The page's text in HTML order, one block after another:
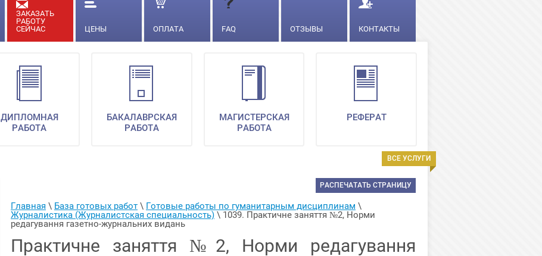
ЗАКАЗАТЬ
РАБОТУ
СЕЙЧАС
ЦЕНЫ ОПЛАТА FAQ ОТЗЫВЫ КОНТАКТЫ
ВСЕ УСЛУГИ
ДИПЛОМНАЯ
РАБОТА
БАКАЛАВРСКАЯ
РАБОТА
МАГИСТЕРСКАЯ
РАБОТА
РЕФЕРАТ
РАСПЕЧАТАТЬ СТРАНИЦУ
Главная \ База готовых работ \ Готовые работы по гуманитарным дисциплинам
Журналистика (Журналистская специальность) \ 1039. Практичне заняття №2, Норми
редагування газетно-журнальних видань
Практичне заняття №2, Норми редагування